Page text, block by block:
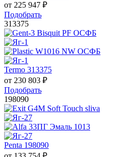
от 225 947 ₽
Подобрать
313375
Termo 313375
от 230 803 ₽
Подобрать
198090
Penta 198090